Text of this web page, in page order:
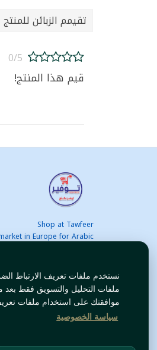
نستخدم ملفات تعريف الارتباط
ملفات التحليل والتسويق فقط بعد
موافقتك على استخدام ملفات
سياسة الخصوصية
تقيمم الزبائن للمنتج
0/5
قيم هذا المنتج!
Shop at Tawfeer
in Europe for Arabic